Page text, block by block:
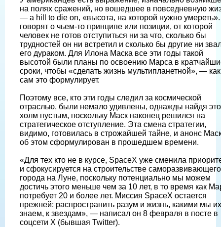
на полях сражений, но вошедшее в повседневную
— a hill to die on, «высота, на которой нужно умереть».
говорят о чьем-то принципе или позиции, от которой
человек не готов отступиться ни за что, сколько бы
трудностей он ни встретил и сколько бы другие ни
его дураком. Для Илона Маска все эти годы такой
высотой были планы по освоению Марса в
сроки, чтобы «сделать жизнь мультипланетной», —
сам это формулирует.
Поэтому все, кто эти годы следил за космической
отраслью, были немало удивлены, однажды найдя
холм пустым, поскольку Маск наконец решился на
стратегическое отступление. Эта смена стратегии,
видимо, готовилась в строжайшей тайне, и анонс
об этом сформулирован в прошедшем времени.
«Для тех кто не в курсе, SpaceX уже сменила
и сфокусируется на строительстве
города на Луне, поскольку потенциально мы можем
достичь этого меньше чем за 10 лет, в то время как
потребует 20 и более лет. Миссия SpaceX остается
прежней: распространить разум и жизнь, какими мы их
знаем, к звездам», — написал он 8 февраля в посте в
соцсети X (бывшая Twitter).